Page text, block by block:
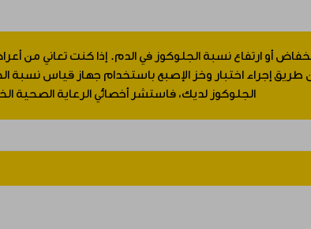
أو ارتفاع نسبة الجلوكوز في الدم. إذا كنت تعاني من
إجراء اختبار وخز الإصبع باستخدام جهاز قياس نسبة
الجلوكوز لديك، فاستشر أخصائي الرعاية الصحية